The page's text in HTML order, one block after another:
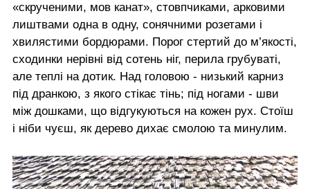
«скрученими, мов канат», стовпчиками, арковими
лиштвами одна в одну, сонячними розетами і
хвилястими бордюрами. Порог стертий до м’якості,
сходинки нерівні від сотень ніг, перила грубуваті,
але теплі на дотик. Над головою - низький карниз
під дранкою, з якого стікає тінь; під ногами - шви
між дошками, що відгукуються на кожен рух. Стоїш
і ніби чуєш, як дерево дихає смолою та минулим.